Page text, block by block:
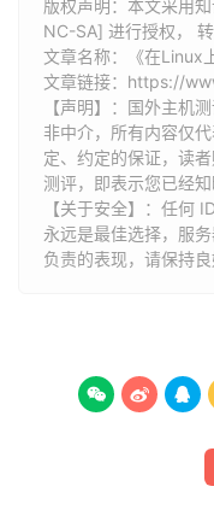
版权声明：本文采用
NC-SA] 进行授权， 转
文章名称：《在Linux
文章链接： https://
【声明】：国外主机
非中介，所有内容仅
定、约定的保证，读
测评，即表示您已经
【关于安全】：任何
永远是最佳选择，服
负责的表现，请保持良
  